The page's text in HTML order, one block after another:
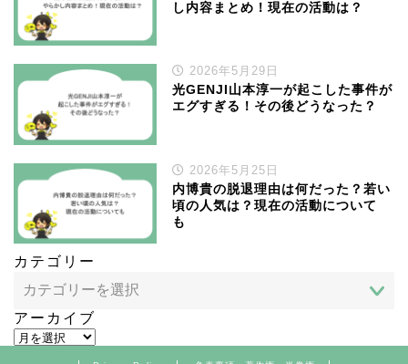
し内容まとめ！現在の活動は？
2026年5月29日
光GENJI山本淳一が起こした事件が
エグすぎる！その後どうなった？
2026年5月25日
内博貴の脱退理由は何だった？若い
頃の人気は？現在の活動について
も
カテゴリー
アーカイブ